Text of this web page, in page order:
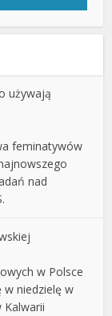
używają
feminatywów
nad
w Polsce
w niedzielę w